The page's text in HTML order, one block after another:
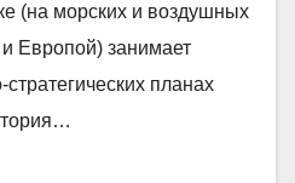
(на морских и воздушных
Европой) занимает
планах